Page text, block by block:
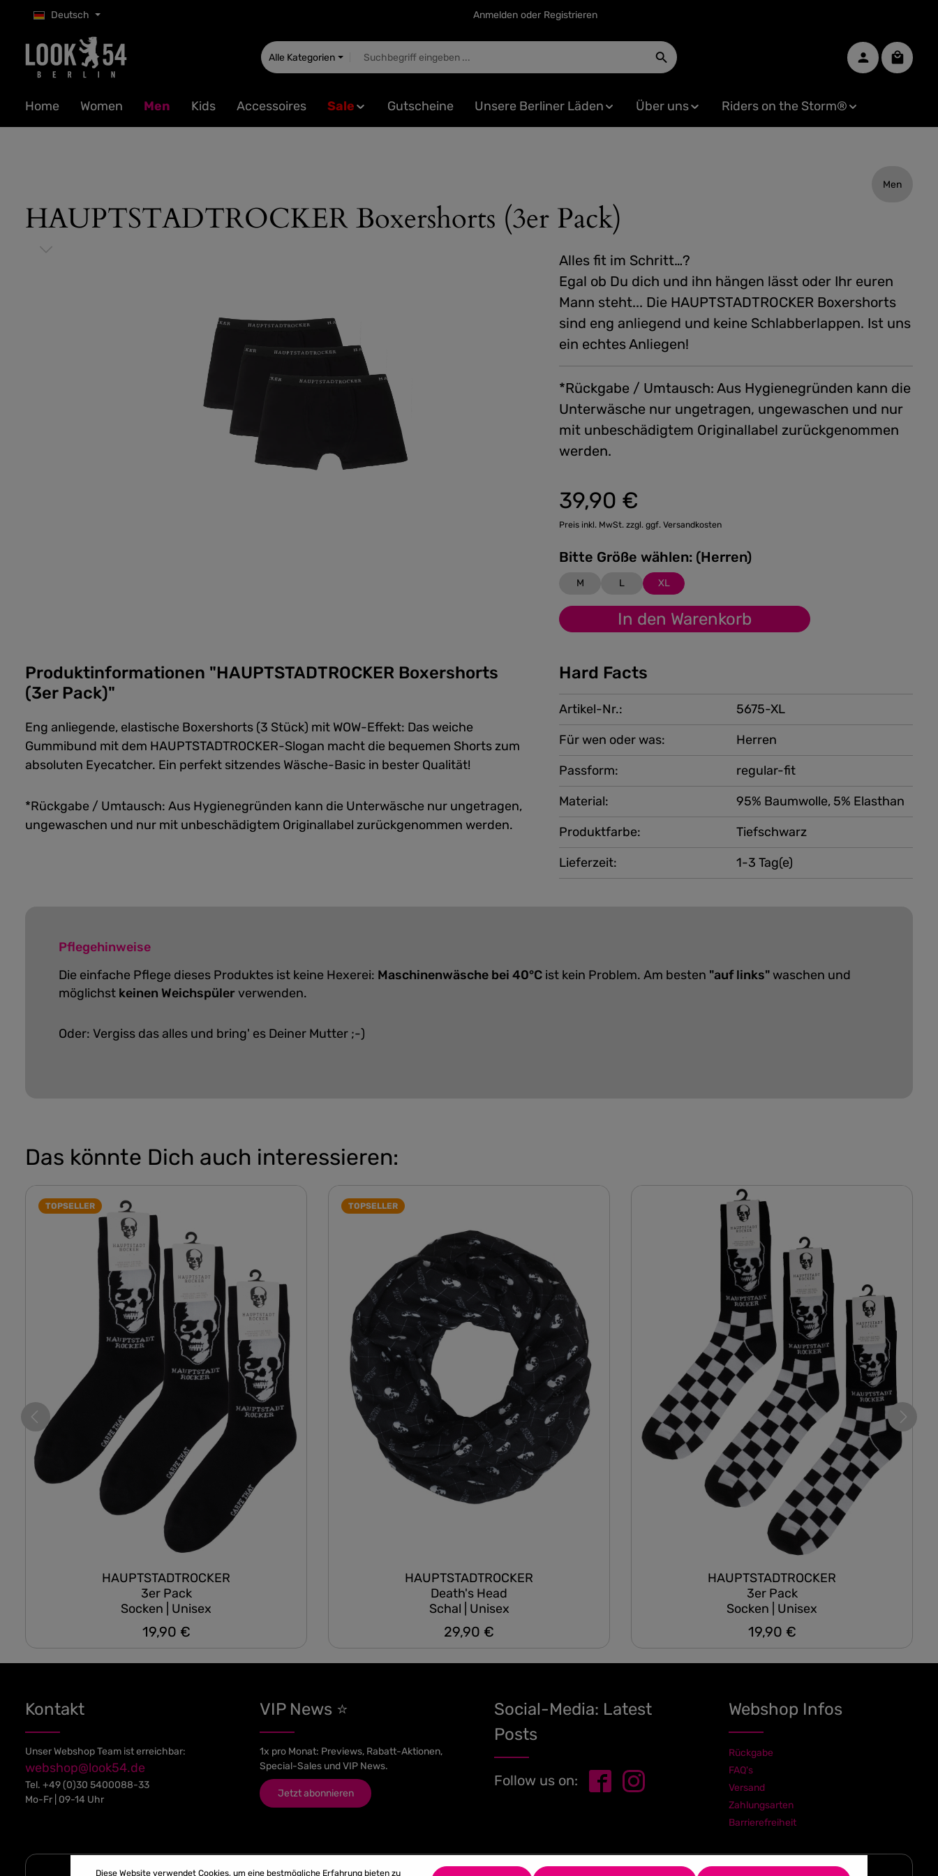
Hauptinhalt springen
Zur Suche springen
Zur Hauptnavigation springen Anmelden oder Registrieren
Deutsch
Alle Kategorien
Home Women Men Kids Accessoires Sale Gutscheine Unsere Berliner Läden Über uns Riders on the Storm®
Men
HAUPTSTADTROCKER Boxershorts (3er Pack)
Alles fit im Schritt…?
Egal ob Du dich und ihn hängen lässt oder Ihr euren
Mann steht... Die HAUPTSTADTROCKER Boxershorts
sind eng anliegend und keine Schlabberlappen. Ist uns
ein echtes Anliegen!
*Rückgabe / Umtausch: Aus Hygienegründen kann die
Unterwäsche nur ungetragen, ungewaschen und nur
mit unbeschädigtem Originallabel zurückgenommen
werden.
Regulärer Preis:
39,90 €
Preis inkl. MwSt. zzgl. ggf. Versandkosten
Bitte Größe wählen: (Herren)
M L XL
In den Warenkorb
Produktinformationen "HAUPTSTADTROCKER Boxershorts
(3er Pack)"
Eng anliegende, elastische Boxershorts (3 Stück) mit WOW-Effekt: Das weiche
Gummibund mit dem HAUPTSTADTROCKER-Slogan macht die bequemen Shorts zum
absoluten Eyecatcher. Ein perfekt sitzendes Wäsche-Basic in bester Qualität!
*Rückgabe / Umtausch: Aus Hygienegründen kann die Unterwäsche nur ungetragen,
ungewaschen und nur mit unbeschädigtem Originallabel zurückgenommen werden.
Hard Facts
Artikel-Nr.:
5675-XL
Für wen oder was:
Herren
Produktfarbe: Tiefschwarz
Material: 95% Baumwolle, 5% Elasthan
Passform: regular-fit
Lieferzeit: 1-3 Tag(e)
Pflegehinweise
Die einfache Pflege dieses Produktes ist keine Hexerei: Maschinenwäsche bei 40°C ist kein Problem. Am besten "auf links"waschen und
möglichst keinen Weichspülerverwenden.
Oder: Vergiss das alles und bring' es Deiner Mutter ;-)
Das könnte Dich auch interessieren:
TOPSELLER
HAUPTSTADTROCKER
3er Pack
Socken | Unisex
Regulärer Preis:
19,90 €
TOPSELLER
HAUPTSTADTROCKER
Death's Head
Schal | Unisex
Regulärer Preis:
29,90 €
HAUPTSTADTROCKER
3er Pack
Socken | Unisex
Regulärer Preis:
19,90 €
Kontakt
Unser Webshop Team ist erreichbar:
webshop@look54.de
Tel. +49 (0)30 5400088-33
Mo-Fr | 09-14 Uhr
VIP News ⭐
1x pro Monat: Previews, Rabatt-Aktionen,
Special-Sales und VIP News.
Jetzt abonnieren
Social-Media: Latest
Posts
Follow us on:
Webshop Infos
Rückgabe
FAQ's
Versand
Zahlungsarten
Barrierefreiheit
Diese Website verwendet Cookies, um eine bestmögliche Erfahrung bieten zu